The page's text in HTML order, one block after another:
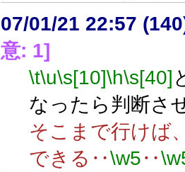
07/01/21 22:57
意: 1]
\t\u\s[10]\h\s[40]
なったら判断さ
そこまで行けば
できる‥\w5‥